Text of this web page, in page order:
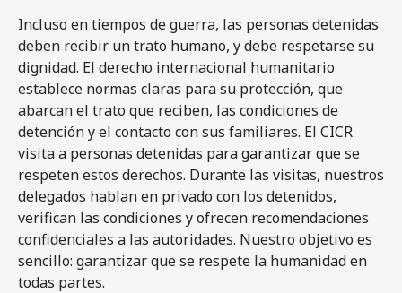
Incluso en tiempos de guerra, las personas detenidas
deben recibir un trato humano, y debe respetarse su
dignidad. El derecho internacional humanitario
establece normas claras para su protección, que
abarcan el trato que reciben, las condiciones de
detención y el contacto con sus familiares. El CICR
visita a personas detenidas para garantizar que se
respeten estos derechos. Durante las visitas, nuestros
delegados hablan en privado con los detenidos,
verifican las condiciones y ofrecen recomendaciones
confidenciales a las autoridades. Nuestro objetivo es
sencillo: garantizar que se respete la humanidad en
todas partes.